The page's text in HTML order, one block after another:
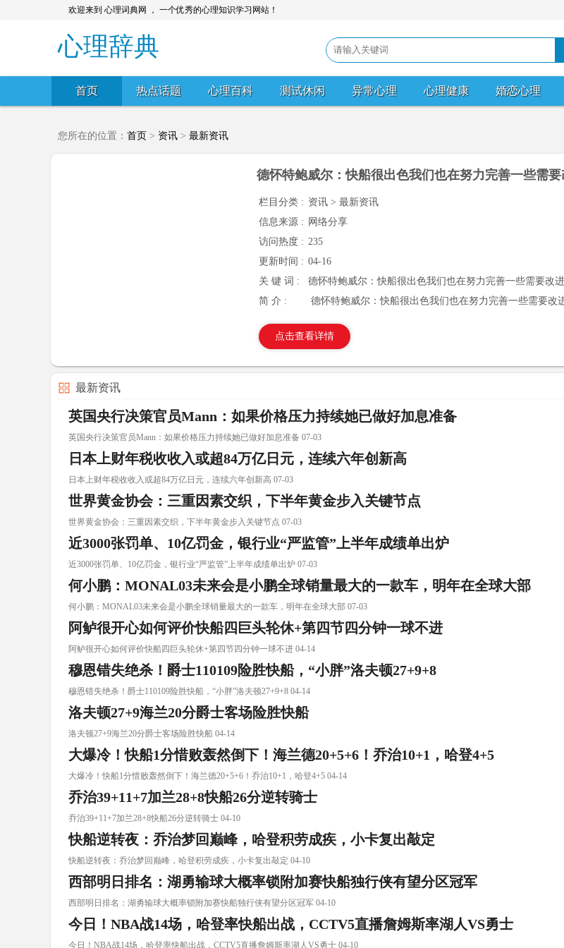
欢迎来到 心理词典网 ， 一个优秀的心理知识学习网站！
心理辞典
首页 热点话题 心理百科 测试休闲 异常心理 心理健康 婚恋心理
您所在的位置： 首页 > 资讯 > 最新资讯
德怀特鲍威尔：快船很出色我们也在努力完善一些需
栏目分类 : 资讯 > 最新资讯
信息来源 : 网络分享
访问热度 : 235
更新时间 : 04-16
关 键 词 :
德怀特鲍威尔：快船很出色我们也在努力完善一些需要改
简 介 :
德怀特鲍威尔：快船很出色我们也在努力完善一些需要改
点击查看详情
最新资讯
英国央行决策官员Mann：如果价格压力持续她已做好加息准备
英国央行决策官员Mann：如果价格压力持续她已做好加息准备 07-03
日本上财年税收收入或超84万亿日元，连续六年创新高
日本上财年税收收入或超84万亿日元，连续六年创新高 07-03
世界黄金协会：三重因素交织，下半年黄金步入关键节点
世界黄金协会：三重因素交织，下半年黄金步入关键节点 07-03
近3000张罚单、10亿罚金，银行业“严监管”上半年成绩单出炉
近3000张罚单、10亿罚金，银行业“严监管”上半年成绩单出炉 07-03
何小鹏：MONAL03未来会是小鹏全球销量最大的一款车，明年在全球大部
何小鹏：MONAL03未来会是小鹏全球销量最大的一款车，明年在全球大部 07-03
阿鲈很开心️如何评价快船四巨头轮休+第四节四分钟一球不进
阿鲈很开心️如何评价快船四巨头轮休+第四节四分钟一球不进 04-14
穆恩错失绝杀！爵士110109险胜快船，“小胖”洛夫顿27+9+8
穆恩错失绝杀！爵士110109险胜快船，“小胖”洛夫顿27+9+8 04-14
洛夫顿27+9海兰20分爵士客场险胜快船
洛夫顿27+9海兰20分爵士客场险胜快船 04-14
大爆冷！快船1分惜败轰然倒下！海兰德20+5+6！乔治10+1，哈登4+5
大爆冷！快船1分惜败轰然倒下！海兰德20+5+6！乔治10+1，哈登4+5 04-14
乔治39+11+7加兰28+8快船26分逆转骑士
乔治39+11+7加兰28+8快船26分逆转骑士 04-10
快船逆转夜：乔治梦回巅峰，哈登积劳成疾，小卡复出敲定
快船逆转夜：乔治梦回巅峰，哈登积劳成疾，小卡复出敲定 04-10
西部明日排名：湖勇输球大概率锁附加赛快船独行侠有望分区冠军
西部明日排名：湖勇输球大概率锁附加赛快船独行侠有望分区冠军 04-10
今日！NBA战14场，哈登率快船出战，CCTV5直播詹姆斯率湖人VS勇士
今日！NBA战14场，哈登率快船出战，CCTV5直播詹姆斯率湖人VS勇士 04-10